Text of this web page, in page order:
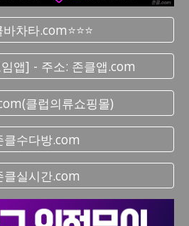
차타.com⭐⭐⭐
앱] - 주소: 존클앱.com
클럽의류쇼핑몰)
클수다방.com
클실시간.com